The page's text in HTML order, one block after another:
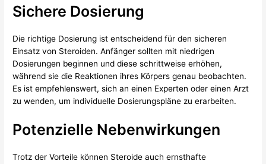
Sichere Dosierung
Die richtige Dosierung ist entscheidend für den sicheren
Einsatz von Steroiden. Anfänger sollten mit niedrigen
Dosierungen beginnen und diese schrittweise erhöhen,
während sie die Reaktionen ihres Körpers genau beobachten.
Es ist empfehlenswert, sich an einen Experten oder einen Arzt
zu wenden, um individuelle Dosierungspläne zu erarbeiten.
Potenzielle Nebenwirkungen
Trotz der Vorteile können Steroide auch ernsthafte